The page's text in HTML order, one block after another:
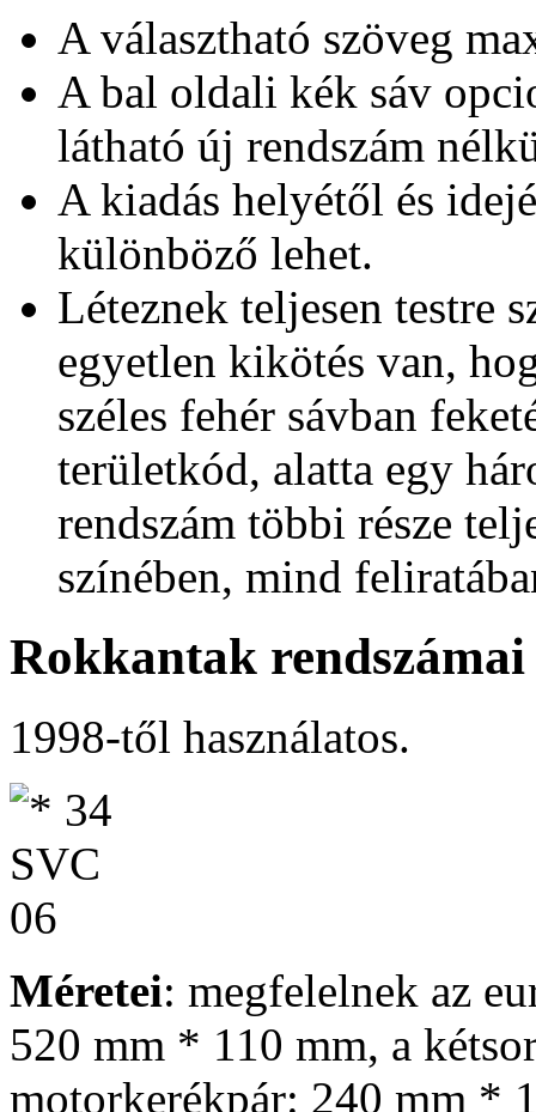
A választható szöveg
A bal oldali kék sáv
látható új rendszám
A kiadás helyétől és
különböző lehet.
Léteznek teljesen testre
egyetlen kikötés van,
széles fehér sávban
területkód, alatta egy
rendszám többi része
színében, mind
Rokkantak rendszámai
1998-től használatos.
Méretei: megfelelnek az
520 mm * 110 mm, a
motorkerékpár: 240 mm *